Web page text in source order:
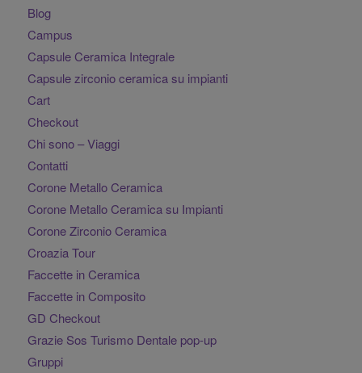
Blog
Campus
Capsule Ceramica Integrale
Capsule zirconio ceramica su impianti
Cart
Checkout
Chi sono – Viaggi
Contatti
Corone Metallo Ceramica
Corone Metallo Ceramica su Impianti
Corone Zirconio Ceramica
Croazia Tour
Faccette in Ceramica
Faccette in Composito
GD Checkout
Grazie Sos Turismo Dentale pop-up
Gruppi